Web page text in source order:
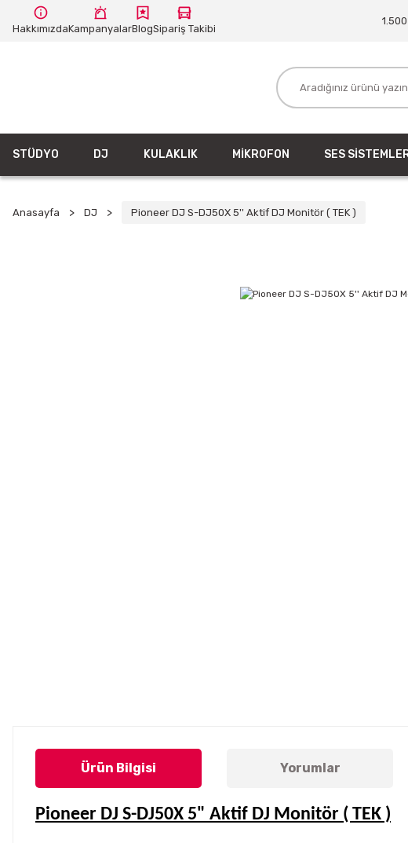
HakkımızdaKampanyalarBlogSipariş Takibi
STÜDYO DJ KULAKLIK MİKROFON SES
Anasayfa DJ Pioneer DJ S-DJ50X 5'' Aktif DJ Monitör ( TEK )
Ürün Bilgisi Yorumlar
Pioneer DJ S-DJ50X 5" Aktif DJ Monitör ( TEK )